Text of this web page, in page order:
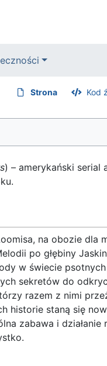
Strona Kod
) – amerykański serial
na obozie dla
po głębiny
w świecie
sekretów do
razem z nimi
historie staną się
zabawa i działanie